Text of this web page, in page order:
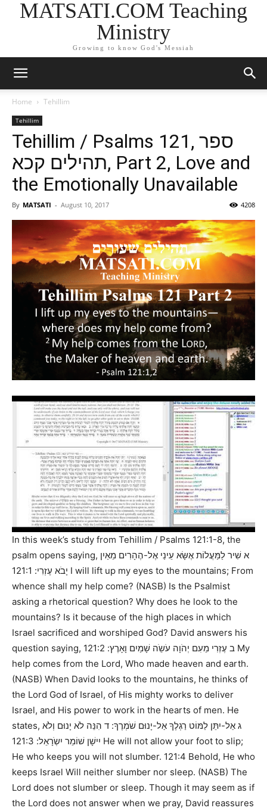
MATSATI.COM Teaching
Ministry
Growing to know God's Messiah
Home Tehillim
Tehillim
Tehillim / Psalms 121, ספר
תהילים קכא, Part 2, Love and
the Emotionally Unavailable
By MATSATI - August 10, 2017 4208
In this week’s study from Tehillim / Psalms 121:1-8, the
psalm opens saying, א שִׁיר לַמַּעֲלוֹת אֶשָּׂא עֵינַי אֶל-הֶהָרִים מֵאַיִן
יָבֹא עֶזְרִי: 121:1 I will lift up my eyes to the mountains; From
whence shall my help come? (NASB) Is the Psalmist
asking a rhetorical question? Why does he look to the
mountains? Is it because of the high places in which
Israel sacrificed and worshiped God? David answers his
question saying,
ב עֶזְרִי מֵעִם יְהֹוָה עֹשֵֹה שָׁמַיִם וָאָרֶץ: 121:2 My
help comes from the Lord, Who made heaven and earth.
(NASB) When David looks to the mountains, he thinks of
the Lord God of Israel, of His mighty works to deliver
Israel, and His power to work in the hearts of men. He
states, ג אַל-יִתֵּן לַמּוֹט רַגְלֶךָ אַל-יָנוּם שֹׁמְרֶךָ: ד הִנֵּה לֹא יָנוּם וְלֹא
יִישָׁן שׁוֹמֵר יִשְֹרָאֵל: 121:3 He will not allow your foot to slip;
He who keeps you will not slumber. 121:4 Behold, He who
keeps Israel Will neither slumber nor sleep. (NASB) The
Lord does not slumber or sleep. Though it may seem as if
the Lord does not answer when we pray, David reassures